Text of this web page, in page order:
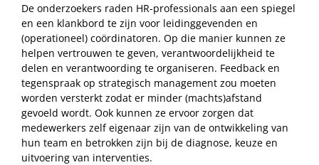
De onderzoekers raden HR-professionals aan een spiegel
en een klankbord te zijn voor leidinggevenden en
(operationeel) coördinatoren. Op die manier kunnen ze
helpen vertrouwen te geven, verantwoordelijkheid te
delen en verantwoording te organiseren. Feedback en
tegenspraak op strategisch management zou moeten
worden versterkt zodat er minder (machts)afstand
gevoeld wordt. Ook kunnen ze ervoor zorgen dat
medewerkers zelf eigenaar zijn van de ontwikkeling van
hun team en betrokken zijn bij de diagnose, keuze en
uitvoering van interventies.